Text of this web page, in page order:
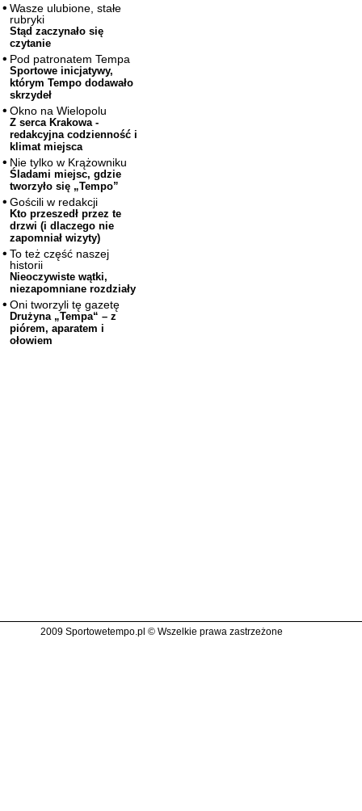
Wasze ulubione, stałe
rubryki
Stąd zaczynało się
czytanie
Pod patronatem Tempa
Sportowe inicjatywy,
którym Tempo dodawało
skrzydeł
Okno na Wielopolu
Z serca Krakowa -
redakcyjna codzienność i
klimat miejsca
Nie tylko w Krążowniku
Śladami miejsc, gdzie
tworzyło się „Tempo”
Gościli w redakcji
Kto przeszedł przez te
drzwi (i dlaczego nie
zapomniał wizyty)
To też część naszej
historii
Nieoczywiste wątki,
niezapomniane rozdziały
Oni tworzyli tę gazetę
Drużyna „Tempa“ – z
piórem, aparatem i
ołowiem
2009 Sportowetempo.pl © Wszelkie prawa zastrzeżone